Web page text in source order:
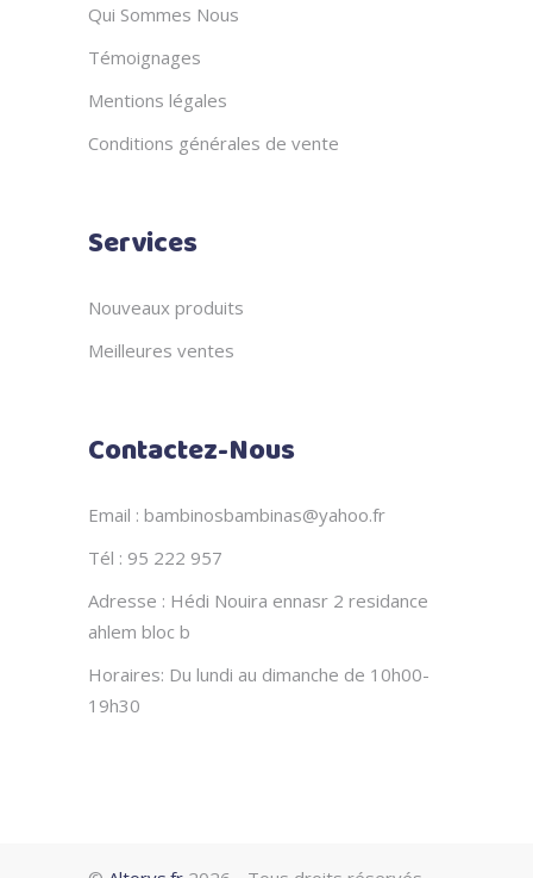
Qui Sommes Nous
Témoignages
Mentions légales
Conditions générales de vente
Services
Nouveaux produits
Meilleures ventes
Contactez-Nous
Email : bambinosbambinas@yahoo.fr
Tél : 95 222 957
Adresse : Hédi Nouira ennasr 2 residance
ahlem bloc b
Horaires: Du lundi au dimanche de 10h00-
19h30